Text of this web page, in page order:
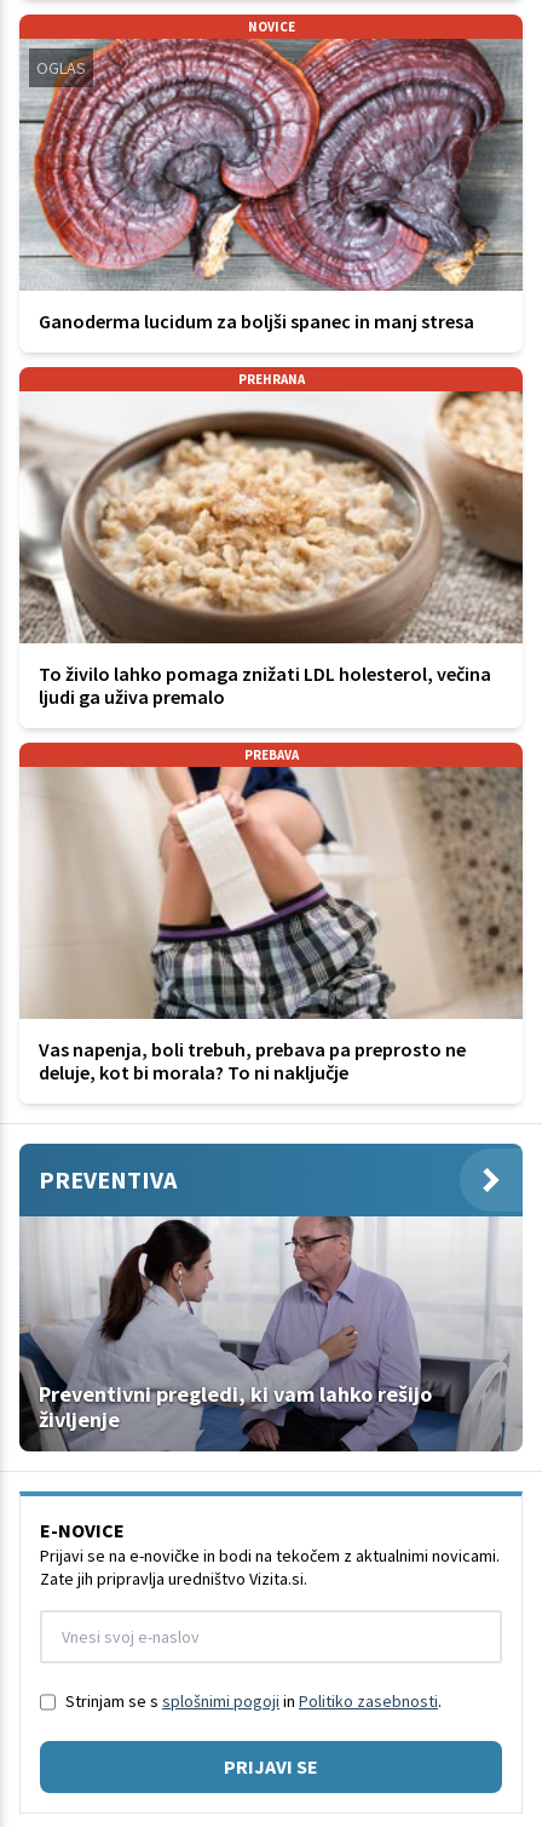
NOVICE
OGLAS
Ganoderma lucidum za boljši spanec in manj stresa
PREHRANA
To živilo lahko pomaga znižati LDL holesterol, večina
ljudi ga uživa premalo
PREBAVA
Vas napenja, boli trebuh, prebava pa preprosto ne
deluje, kot bi morala? To ni naključje
PREVENTIVA
Preventivni pregledi, ki vam lahko rešijo
življenje
E-NOVICE
Prijavi se na e-novičke in bodi na tekočem z aktualnimi novicami.
Zate jih pripravlja uredništvo Vizita.si.
Strinjam se s splošnimi pogoji in Politiko zasebnosti.
PRIJAVI SE